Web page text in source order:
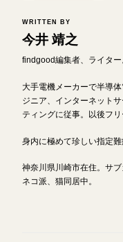
WRITTEN BY
今井 靖之
findgood編集者、ライター
大手電機メーカーで半導
ジニア、インターネット
ティングに従事。以後フリ
身内に極めて珍しい指定難
神奈川県川崎市在住。サ
ネコ派、猫同居中。